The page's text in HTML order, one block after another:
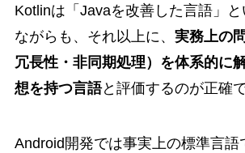
Kotlinは「Javaを改善した言語」
ながらも、それ以上に、 実務上の
冗長性・非同期処理）を体系的に
想を持つ言語と評価するのが正確で
Android開発では事実上の標準言語